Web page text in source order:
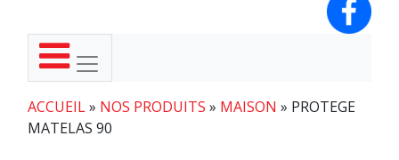
ACCUEIL» NOS PRODUITS » MAISON » PROTEGE
MATELAS 90